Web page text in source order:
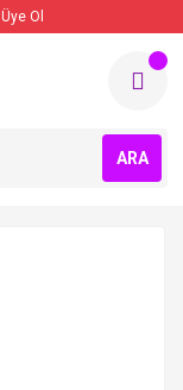
Üye Ol
ARA